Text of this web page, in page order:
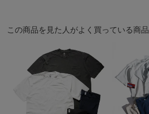
この商品を見た人がよく買っている商品